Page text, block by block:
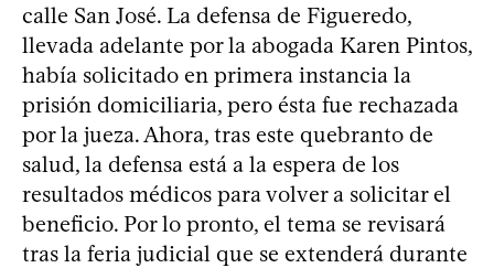
calle San José. La defensa de Figueredo,
llevada adelante por la abogada Karen Pintos,
había solicitado en primera instancia la
prisión domiciliaria, pero ésta fue rechazada
por la jueza. Ahora, tras este quebranto de
salud, la defensa está a la espera de los
resultados médicos para volver a solicitar el
beneficio. Por lo pronto, el tema se revisará
tras la feria judicial que se extenderá durante